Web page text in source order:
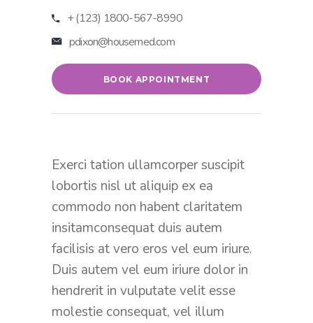
+ (123) 1800-567-8990
pdixon@housemed.com
BOOK APPOINTMENT
Exerci tation ullamcorper suscipit
lobortis nisl ut aliquip ex ea
commodo non habent claritatem
insitamconsequat duis autem
facilisis at vero eros vel eum iriure.
Duis autem vel eum iriure dolor in
hendrerit in vulputate velit esse
molestie consequat, vel illum